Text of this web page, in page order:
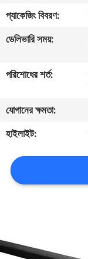
মান
নিয়ন্ত্রণ
যোগাযোগ
করুন
উদ্ধৃতির
জন্য
আবেদন
ম্যাপ
প্যাকেজিং বিবরণ:
ডেলিভারি সময়:
পরিশোধের শর্ত:
যোগানের ক্ষমতা:
হাইলাইট: